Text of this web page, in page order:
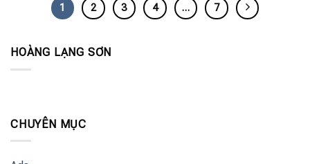
1 2 3 4 … 7
HOÀNG LẠNG SƠN
CHUYÊN MỤC